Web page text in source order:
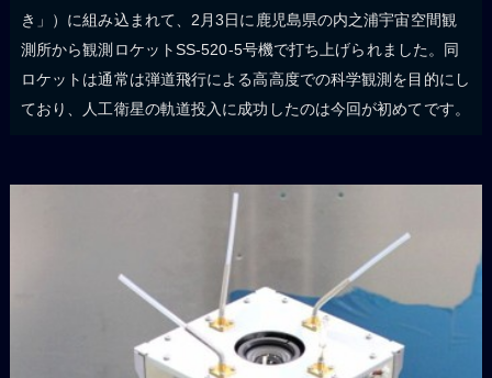
き」）に組み込まれて、2月3日に鹿児島県の内之浦宇宙空間観
測所から観測ロケットSS-520-5号機で打ち上げられました。同
ロケットは通常は弾道飛行による高高度での科学観測を目的にし
ており、人工衛星の軌道投入に成功したのは今回が初めてです。